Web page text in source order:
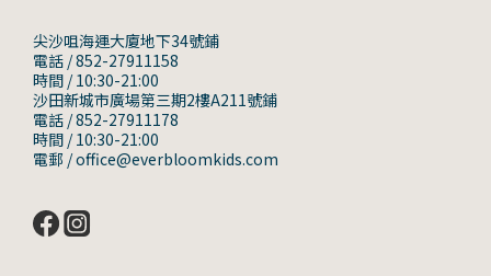
尖沙咀海運大廈地下34號鋪
電話 / 852-27911158
時間 / 10:30-21:00
沙田新城市廣場第三期2樓A211號鋪
電話 / 852-27911178
時間 / 10:30-21:00
電郵 / office@everbloomkids.com